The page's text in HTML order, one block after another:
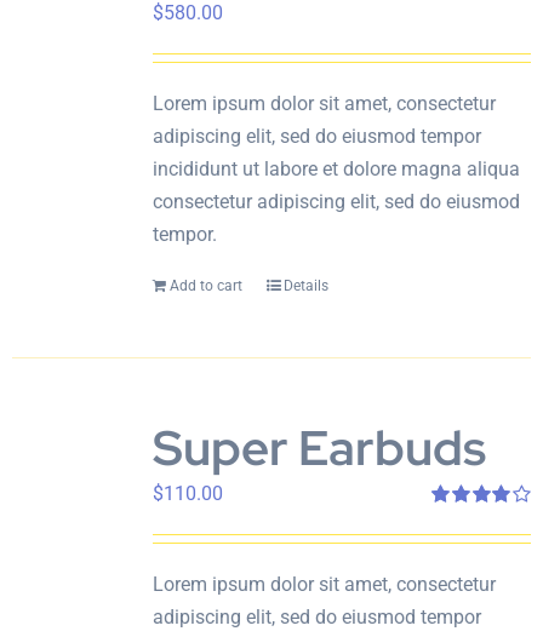
$580.00
Lorem ipsum dolor sit amet, consectetur
adipiscing elit, sed do eiusmod tempor
incididunt ut labore et dolore magna aliqua
consectetur adipiscing elit, sed do eiusmod
tempor.
Add to cart Details
Super Earbuds
out of 5
$110.00
Lorem ipsum dolor sit amet, consectetur
adipiscing elit, sed do eiusmod tempor